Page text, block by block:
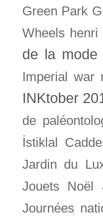
Green Park
Wheels henri
de la mode
Imperial war
INKtober
de
İstiklal
Jardin du
Jouets Noël
Journées